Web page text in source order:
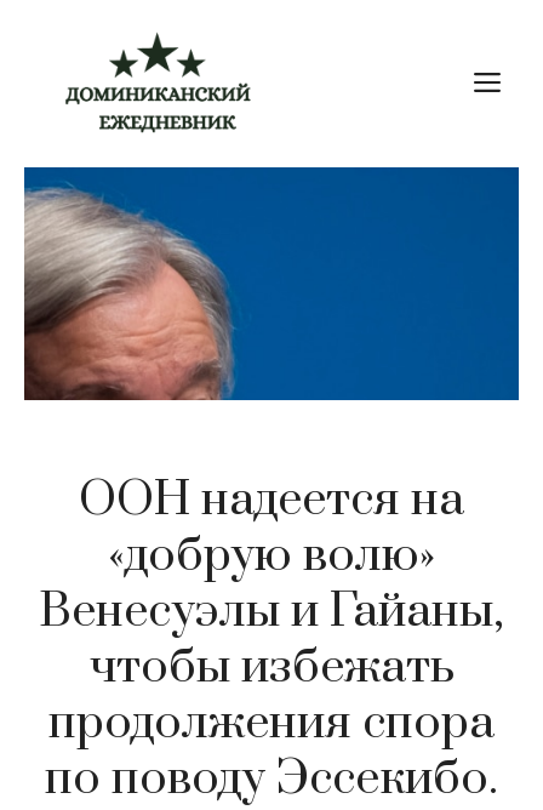
содержимому
ООН надеется на
«добрую волю»
Венесуэлы и Гайаны,
чтобы избежать
продолжения спора
по поводу Эссекибо.